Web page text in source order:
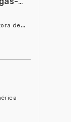
de Nutrición